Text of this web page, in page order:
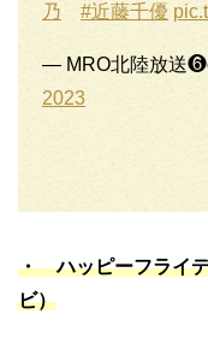
乃
#近藤千優
— MRO北陸放送
2023
・ ハッピーフライ
ビ）